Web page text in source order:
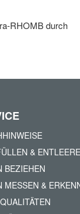
RHOMB durch
&
BEZIEHEN
MESSEN &